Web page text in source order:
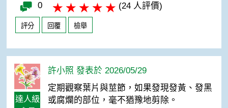
0 (24 人評價)
評分 回覆 檢舉
達人級
許小照 發表於 2026/05/29
定期觀察葉片與莖節，如果發現發黃、發黑
或腐爛的部位，毫不猶豫地剪除。